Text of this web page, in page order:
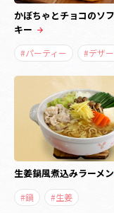
かぼちゃとチョコのソ
キー
#パーティー #デザ
生姜鍋風煮込みラーメン
#鍋 #生姜